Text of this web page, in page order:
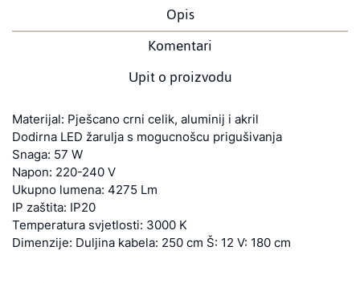
Opis
Komentari
Upit o proizvodu
Materijal: Pješcano crni celik, aluminij i akril
Dodirna LED žarulja s mogucnošcu prigušivanja
Snaga: 57 W
Napon: 220-240 V
Ukupno lumena: 4275 Lm
IP zaštita: IP20
Temperatura svjetlosti: 3000 K
Dimenzije: Duljina kabela: 250 cm Š: 12 V: 180 cm